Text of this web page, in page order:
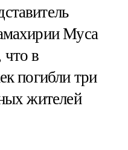
Муса
в
погибли три
жителей